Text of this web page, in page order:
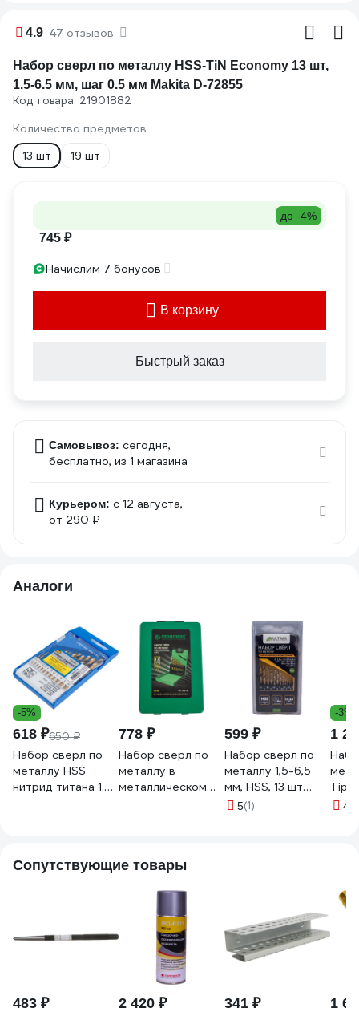
4.9 47 отзывов
Набор сверл по металлу HSS-TiN Economy 13 шт,
1.5-6.5 мм, шаг 0.5 мм Makita D-72855
Код товара: 21901882
Количество предметов
13 шт
19 шт
до -4%
745 ₽
Начислим 7 бонусов
В корзину
Быстрый заказ
Самовывоз: сегодня,
бесплатно, из 1 магазина
Курьером: c 12 августа,
от 290 ₽
Аналоги
-5%
618 ₽650 ₽
Набор сверл по
металлу HSS
нитрид титана 1.5-
778 ₽
Набор сверл по
металлу в
металлическом
мм Резолюкс
599 ₽
Набор сверл по
металлу 1,5-6,5
мм, НSS, 13 шт
ULTIMA 113013
5(1)
-3%
1
Tip
4.9
Сопутствующие товары
483 ₽ 2 420 ₽ 341 ₽ 1